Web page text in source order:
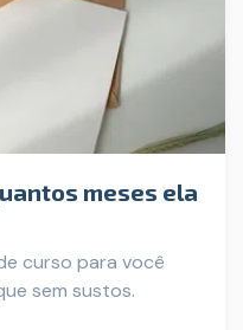
meses ela
curso para você
sem sustos.